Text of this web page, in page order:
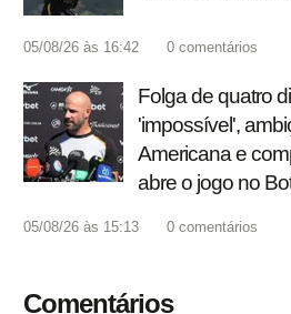
05/08/26 às 16:42 0 comentários
Folga de quatro
'impossível',
Americana e
abre o jogo no
05/08/26 às 15:13 0 comentários
Comentários